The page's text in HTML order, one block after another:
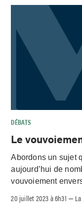
DÉBATS
Le
Abordons un sujet
aujourd’hui de
vouvoiement
20 juillet 2023 à 6h31 –